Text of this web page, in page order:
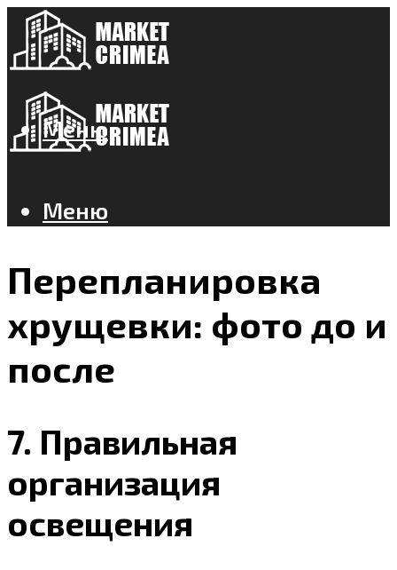
Меню
Меню
Перепланировка
хрущевки: фото до и
после
7. Правильная
организация
освещения